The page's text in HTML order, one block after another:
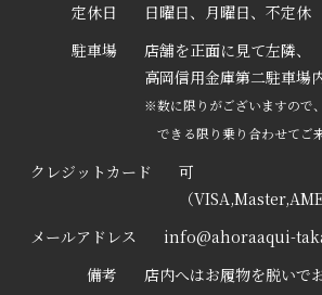
定休日
日曜日、月曜日、不定休
駐車場
店舗を正面に見て左隣、
高岡信用金庫第二駐車場
※数に限りがございますので、
できる限り乗り合わせてご
クレジットカード
可
（
メールアドレス
info@ahoraaqui-
備考
店内へはお履物を脱いで